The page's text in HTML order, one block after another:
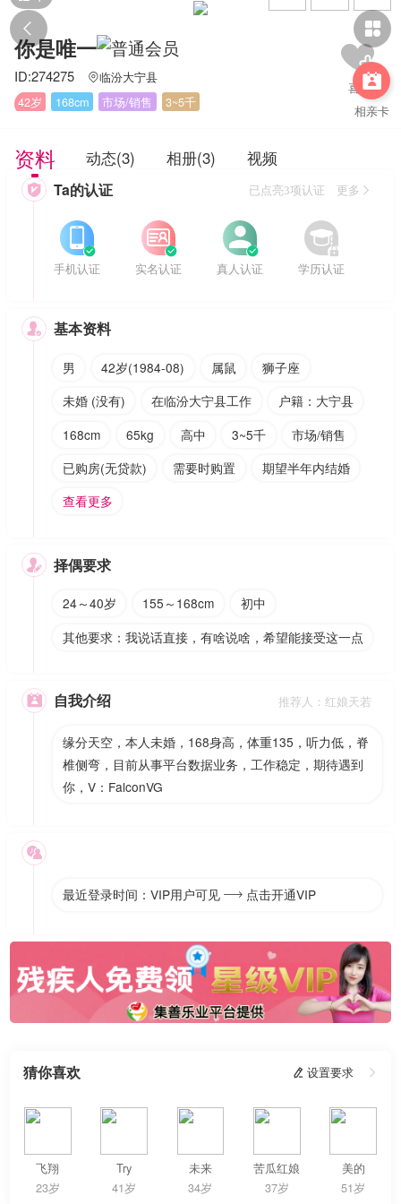
 

相亲卡
你是唯一
ID:274275 临汾大宁县
42岁
168cm 市场/销售 3~5千
资料 动态(3) 相册(3) 视频
 Ta的认证 已点亮3项认证 更多


手机认证


实名认证


真人认证


学历认证
 基本资料
男 42岁(1984-08) 属鼠
狮子座
未婚 (没有)
在临汾大宁县工作
户籍：大宁县
168cm
65kg 高中 3~5千
市场/销售
已购房(无贷款)
需要时购置
期望半年内结婚
查看更多
 择偶要求
24～40岁 155～168cm
初中
其他要求：我说话直接，有啥说啥，希望能接受这一点
 自我介绍 推荐人：红娘天若
缘分天空，本人未婚，168身高，体重135，听力低，脊
椎侧弯，目前从事平台数据业务，工作稳定，期待遇到
你，V：FalconVG

最近登录时间：VIP用户可见  点击开通VIP
猜你喜欢  设置要求 
飞翔
23岁
Try
41岁
未来
34岁
苦瓜红娘
37岁
美的
51岁